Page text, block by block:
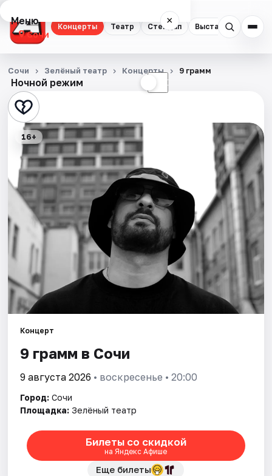
Концерты Театр Стендап Выставки
Меню ×
Сочи
Концерты
Театр
Стендап
Выставки
Квесты
Экскурсии
Спорт
События
Города
Площадки
Артисты
Ночной режим ☾
Сочи Зелёный театр Концерты 9 грамм
16+
Концерт
9 грамм в Сочи
9 августа 2026 • воскресенье • 20:00
Город: Сочи
Площадка: Зелёный театр
Билеты со скидкой
на Яндекс Афише
Еще билеты